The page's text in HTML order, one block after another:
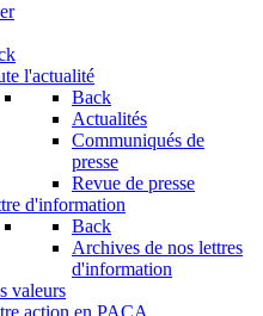
l'actualité
Back
Actualités
Communiqués de
presse
Revue de presse
d'information
Back
Archives de nos lettres
d'information
valeurs
action en PACA